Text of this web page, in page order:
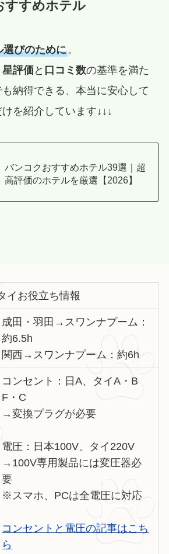
すすめホテル
選びのために。
星評価と 口コミ数の基準を満た
も納得できる、本当に安心して
を紹介しています↓↓↓
バンコクおすすめホテル39選｜超
高評価のホテルを厳選【2026】
イお役立ち情報
成田・羽田→スワンナプーム：
約6.5h
関西→スワンナプーム：約6h
コンセント：日A、タイA・B
F・C
→変換プラグが必要
電圧：日本100V、タイ220V
→100V専用製品には変圧器必
要
※スマホ、PCは全電圧に対応
コンセントと電圧の記事はこち
ら